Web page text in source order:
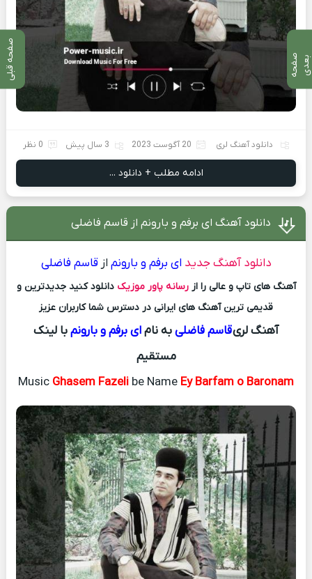
دانلود آهنگ لری 20 آگوست 2023 3 سال پیش 0 نظر
ادامه مطلب + دانلود ...
دانلود آهنگ ای برفم و بارونم از قاسم فاضلی
دانلود آهنگ جدید ای برفم و بارونم ازقاسم فاضلی
آهنگ های تاپ و عالی را ازرسانه پاور موزیک دانلود کنید جدیدترین و
قدیمی ترین آهنگ های ایرانی در دسترس شما کاربران عزیز
آهنگ لریقاسم فاضلیبه نامای برفم و بارونمبا لینک
مستقیم
Music Ghasem Fazeli be Name Ey Barfam o Baronam
ص
ف
ح
ه ب ع
د ی صفحه قبلی